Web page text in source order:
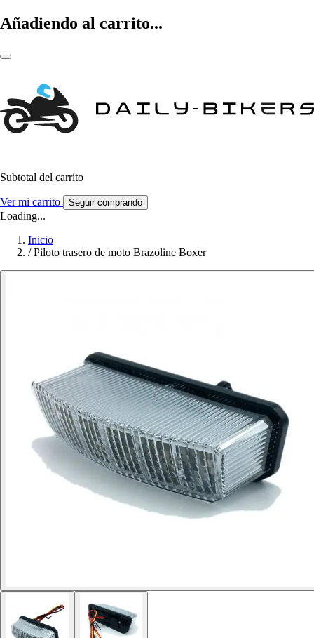
Añadiendo al carrito...
Subtotal del carrito
Ver mi carrito Seguir comprando
Loading...
Inicio
/ Piloto trasero de moto Brazoline Boxer